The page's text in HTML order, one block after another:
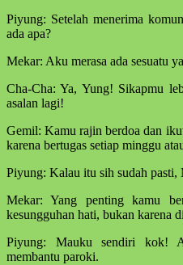
Piyung: Setelah menerima
ada apa?
Mekar: Aku merasa ada sesuatu
Cha-Cha: Ya, Yung! Sikapmu
asalan lagi!
Gemil: Kamu rajin berdoa dan
karena bertugas setiap minggu
Piyung: Kalau itu sih sudah pasti,
Mekar: Yang penting kamu
kesungguhan hati, bukan karena
Piyung: Mauku sendiri kok!
membantu paroki.